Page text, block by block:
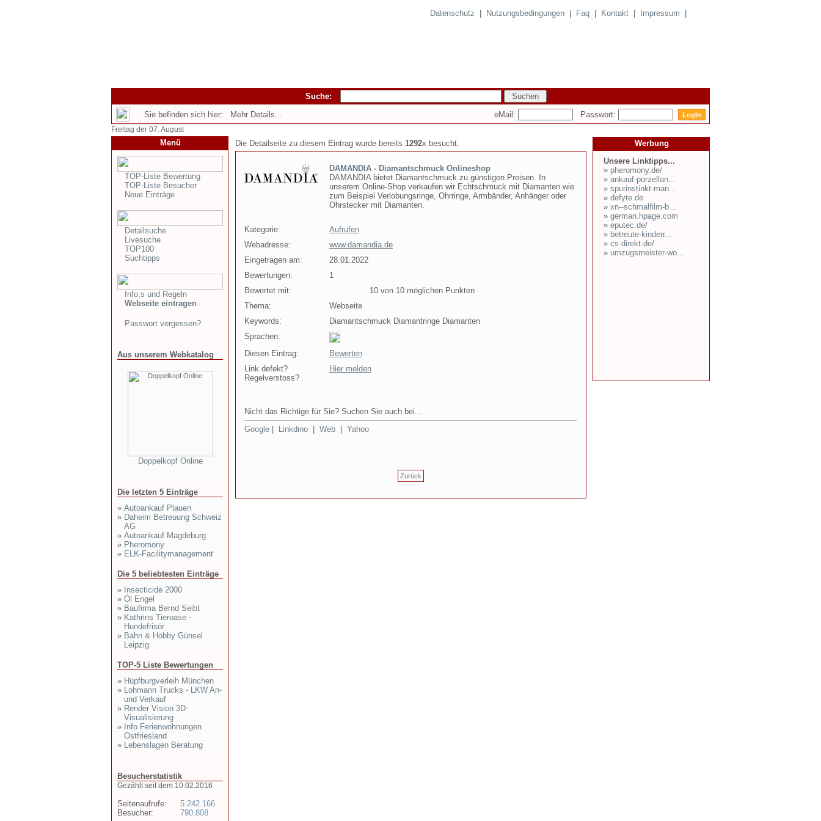
Datenschutz Nutzungsbedingungen Faq Kontakt Impressum
Suche:
Sie befinden sich hier: Mehr Details...
eMail: Passwort:
Freitag der 07. August
Menü
TOP-Liste Bewertung
TOP-Liste Besucher
Neue Einträge
Detailsuche
Livesuche
TOP100
Suchtipps
Info,s und Regeln
Webseite eintragen
Passwort vergessen?
Aus unserem Webkatalog
Doppelkopf Online
Die letzten 5 Einträge
» Autoankauf Plauen
» Daheim Betreuung Schweiz
AG
» Autoankauf Magdeburg
» Pheromony
» ELK-Facilitymanagement
Die 5 beliebtesten Einträge
» Insecticide 2000
» Öl Engel
» Baufirma Bernd Seibt
» Kathrins Tieroase -
Hundefrisör
» Bahn & Hobby Günsel
Leipzig
TOP-5 Liste Bewertungen
» Hüpfburgverleih München
» Lohmann Trucks - LKW An-
und Verkauf
» Render Vision 3D-
Visualisierung
» Info Ferienwohnungen
Ostfriesland
» Lebenslagen Beratung
Besucherstatistik
Gezählt seit dem 10.02.2016
Seitenaufrufe:
Besucher:
5.242.166
790.808
Die Detailseite zu diesem Eintrag wurde bereits 1292x besucht.
DAMANDIA - Diamantschmuck Onlineshop
DAMANDIA bietet Diamantschmuck zu günstigen Preisen. In
unserem Online-Shop verkaufen wir Echtschmuck mit Diamanten wie
zum Beispiel Verlobungsringe, Ohrringe, Armbänder, Anhänger oder
Ohrstecker mit Diamanten.
Kategorie:
Aufrufen
Webadresse:
www.damandia.de
Eingetragen am:
28.01.2022
Bewertungen:
1
Bewertet mit:
10 von 10 möglichen Punkten
Thema:
Webseite
Keywords:
Diamantschmuck Diamantringe Diamanten
Sprachen:
Diesen Eintrag:
Bewerten
Link defekt?
Regelverstoss?
Hier melden
Nicht das Richtige für Sie? Suchen Sie auch bei...
Google
Linkdino Web Yahoo
Zurück
Werbung
Unsere Linktipps...
» pheromony.de/
» ankauf-porzellan...
» spurinstinkt-man...
» defyte.de
» xn--schmalfilm-b...
» german.hpage.com
» eputec.de/
» betreute-kinderr...
» cs-direkt.de/
» umzugsmeister-wo...